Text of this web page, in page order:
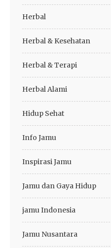
Herbal
Herbal & Kesehatan
Herbal & Terapi
Herbal Alami
Hidup Sehat
Info Jamu
Inspirasi Jamu
Jamu dan Gaya Hidup
jamu Indonesia
Jamu Nusantara